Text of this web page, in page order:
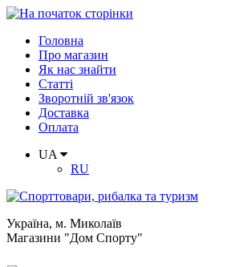
Головна
Про магазин
Як нас знайти
Статті
Зворотній зв'язок
Доставка
Оплата
UA
RU
Україна, м. Миколаїв
Магазини "Дом Спорту"